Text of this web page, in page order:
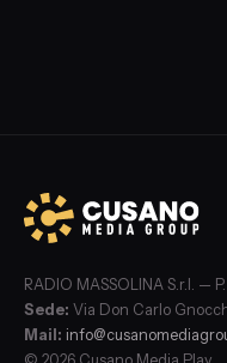
RADIO MASSOLINA S.r.l. —
Sede: Via Don Carlo
Mail: